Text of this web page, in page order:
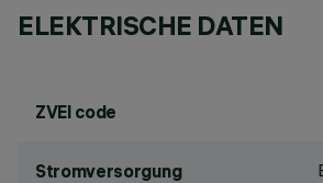
ELEKTRISCHE DATEN
ZVEI code
Stromversorgung